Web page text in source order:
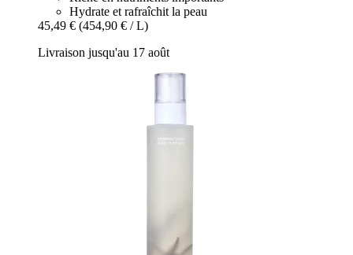
Hydrate et rafraîchit la peau
45,49 € (454,90 € / L)
Livraison jusqu'au 17 août